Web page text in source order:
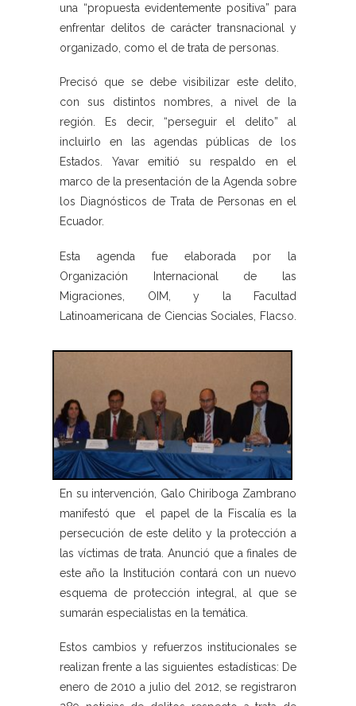
una “propuesta evidentemente positiva” para
enfrentar delitos de carácter transnacional y
organizado, como el de trata de personas.
Precisó que se debe visibilizar este delito,
con sus distintos nombres, a nivel de la
región. Es decir, “perseguir el delito” al
incluirlo en las agendas públicas de los
Estados. Yavar emitió su respaldo en el
marco de la presentación de la Agenda sobre
los Diagnósticos de Trata de Personas en el
Ecuador.
Esta agenda fue elaborada por la
Organización Internacional de las
Migraciones, OIM, y la Facultad
Latinoamericana de Ciencias Sociales, Flacso.
En su intervención, Galo Chiriboga Zambrano
manifestó que el papel de la Fiscalía es la
persecución de este delito y la protección a
las víctimas de trata. Anunció que a finales de
este año la Institución contará con un nuevo
esquema de protección integral, al que se
sumarán especialistas en la temática.
Estos cambios y refuerzos institucionales se
realizan frente a las siguientes estadísticas: De
enero de 2010 a julio del 2012, se registraron